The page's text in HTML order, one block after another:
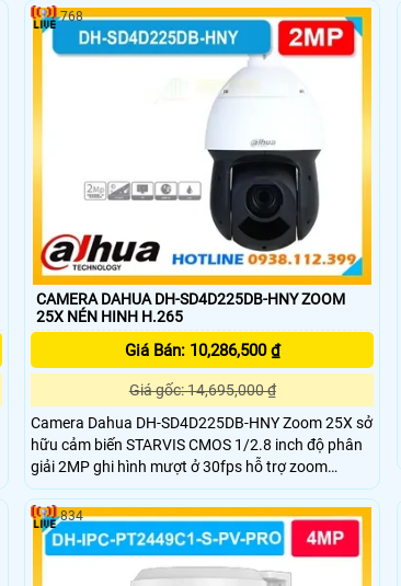
ống kính xoay 360. Ngoài ra camera wifi DH-H5D-
5F còn giúp đảm bảo an ninh hiệu quả với tính
năng phát hiện người và thú cưng với độ chính xác
CAMERA DAHUA DH-SD4D225DB-HNY ZOOM
25X NÉN HINH H.265
Giá Bán: 10,286,500 ₫
Giá gốc: 14,695,000 ₫
Camera Dahua DH-SD4D225DB-HNY Zoom 25X sở
hữu cảm biến STARVIS CMOS 1/2.8 inch độ phân
giải 2MP ghi hình mượt ở 30fps hỗ trợ zoom
quang học 25x cùng zoom số 16x quan sát chi tiết
tầm xa hồng ngoại đạt 100m chống ngược sáng
WDR 120dB chuẩn bảo vệ IP66 chống nước bụi và
chống sét 6000V hoạt động ổn định ngoài trời ở
nhiệt độ từ âm 40 đến 60 độ C
768
834